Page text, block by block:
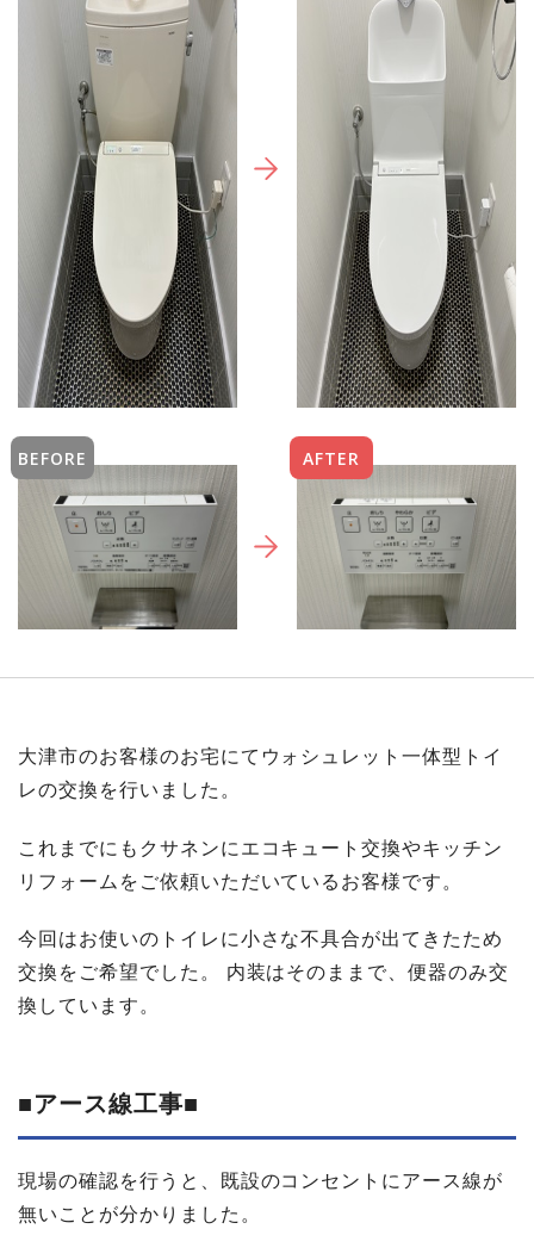
BEFORE AFTER
大津市のお客様のお宅にてウォシュレット一体型トイ
レの交換を行いました。
これまでにもクサネンにエコキュート交換やキッチン
リフォームをご依頼いただいているお客様です。
今回はお使いのトイレに小さな不具合が出てきたため
交換をご希望でした。 内装はそのままで、便器のみ交
換しています。
■アース線工事■
現場の確認を行うと、既設のコンセントにアース線が
無いことが分かりました。